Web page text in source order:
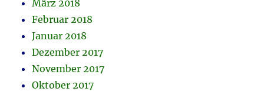
März 2018
Februar 2018
Januar 2018
Dezember 2017
November 2017
Oktober 2017